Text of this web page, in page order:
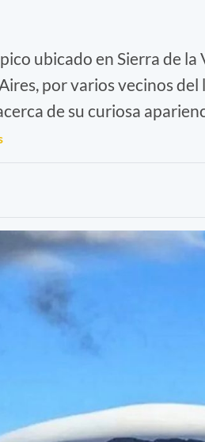
ubicado en Sierra de la
por varios vecinos
de su curiosa